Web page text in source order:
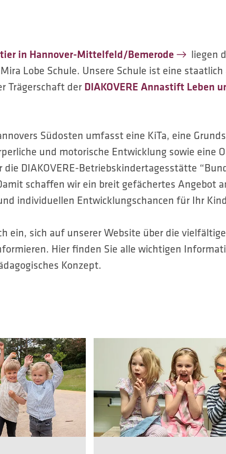
in Hannover-Mittelfeld/Bemerode
liegen
Lobe Schule. Unsere Schule ist eine
Trägerschaft derDIAKOVERE Annastift Leben
Südosten umfasst eine KiTa, eine
und motorische Entwicklung sowie eine
die DIAKOVERE-Betriebskindertagesstätte
schaffen wir ein breit gefächertes Angebot
individuellen Entwicklungschancen für Ihr
ein, sich auf unserer Website über die
Hier finden Sie alle wichtigen
Konzept.